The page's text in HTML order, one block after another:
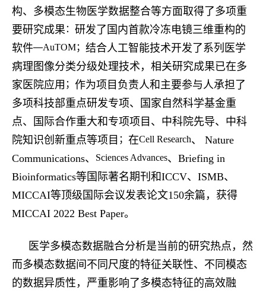
构、多模态生物医学数据整合等方面取得了多项重
要研究成果 ： 研发了国内首款冷冻电镜三维重构的
软件—AuTOM； 结合人工智能技术开发了系列医学
病理图像分类分级处理技术，相关研究成果已在多
家医院应用 ； 作为项目负责人和主要参与人承担了
多项科技部重点研发专项、国家自然科学基金重
点、国际合作重大和专项项目、中科院先导、中科
院知识创新重点等项目 ； 在Cell Research、 Nature
Communications、 Sciences Advances、 Briefing in
Bioinformatics等国际著名期刊和ICCV、 ISMB、
MICCAI等顶级国际会议发表论文150余篇，获得
MICCAI 2022 Best Paper。
医学多模态数据融合分析是当前的研究热点，然
而多模态数据间不同尺度的特征关联性、不同模态
的数据异质性，严重影响了多模态特征的高效融